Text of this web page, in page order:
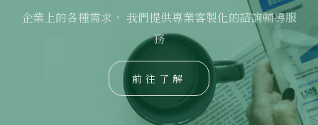
企業上的各種需求， 我們提供專業客製化的諮詢輔導服
務
前往了解